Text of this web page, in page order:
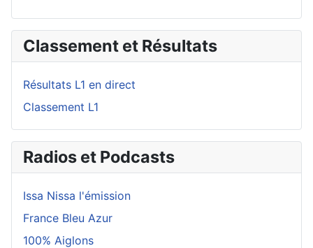
Classement et Résultats
Résultats L1 en direct
Classement L1
Radios et Podcasts
Issa Nissa l'émission
France Bleu Azur
100% Aiglons